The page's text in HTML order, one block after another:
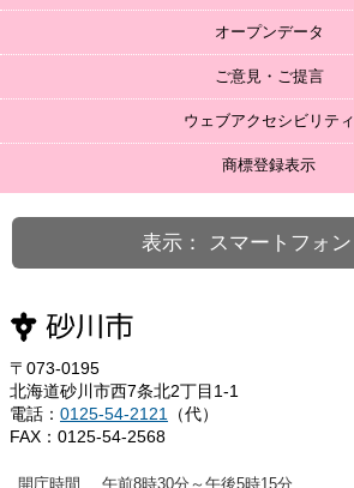
オープンデータ
ご意見・ご提言
ウェブアクセシビリティ
商標登録表示
表示： スマートフォン
〒073-0195
北海道砂川市西7条北2丁目1-1
電話： 0125-54-2121
（代）
FAX：0125-54-2568
開庁時間 午前8時30分～午後5時15分